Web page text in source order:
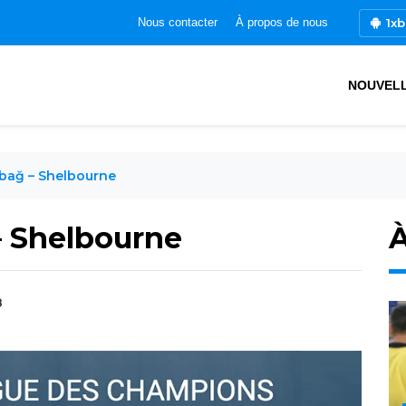
Nous contacter À propos de nous
– Shelbourne
Shelbourne